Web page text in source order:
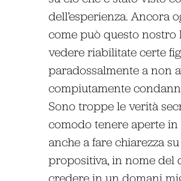
dell’esperienza. Ancora
come può questo nostro
vedere riabilitate certe
paradossalmente a non
compiutamente
Sono troppe le verità
comodo tenere aperte
anche a fare chiarezza
propositiva, in nome del
credere in un domani